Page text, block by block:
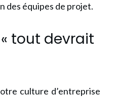
des équipes de projet.
tout devrait
culture d’entreprise